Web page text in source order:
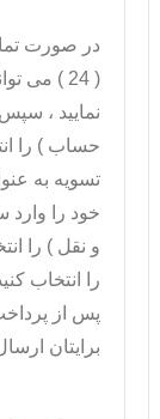
در صورت
( 24 ) می
نماييد ،
حساب ) را
تسويه به
خود را
و نقل ) را
را انتخاب
پس از
برايتان